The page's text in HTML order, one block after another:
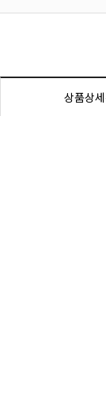
상품상